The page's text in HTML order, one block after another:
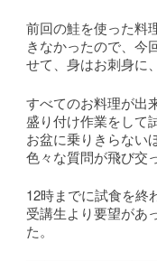
前回の鮭を使った料
きなかったので、今
せて、身はお刺身に
すべてのお料理が出
盛り付け作業をして
お盆に乗りきらない
色々な質問が飛び交
12時までに試食を終
受講生より要望があ
た。